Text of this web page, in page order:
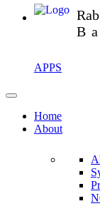
APPS
Home
About